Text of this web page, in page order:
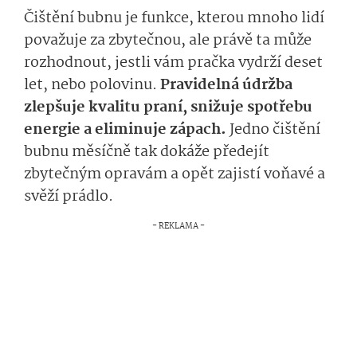
Čištění bubnu je funkce, kterou mnoho lidí
považuje za zbytečnou, ale právě ta může
rozhodnout, jestli vám pračka vydrží deset
let, nebo polovinu. Pra­videlná údržba
zlepšuje kvalitu praní, snižuje spotřebu
energie a eliminuje zápach.Jedno čištění
bubnu měsíčně tak dokáže předejít
zbytečným opravám a opět zajistí voňavé a
svěží prádlo.